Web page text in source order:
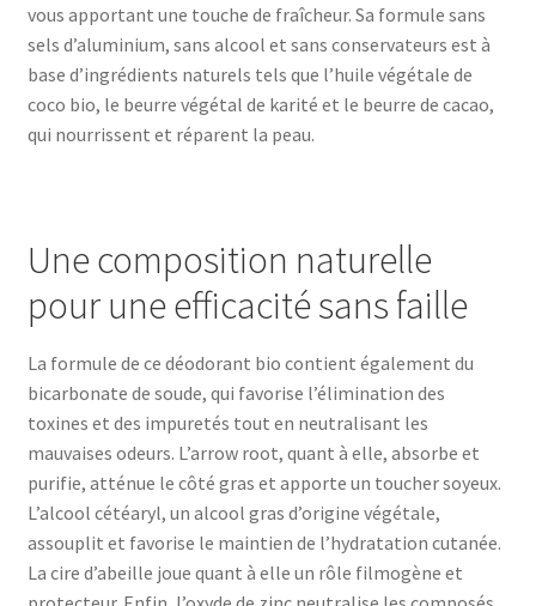
vous apportant une touche de fraîcheur. Sa formule sans
sels d’aluminium, sans alcool et sans conservateurs est à
base d’ingrédients naturels tels que l’huile végétale de
coco bio, le beurre végétal de karité et le beurre de cacao,
qui nourrissent et réparent la peau.
Une composition naturelle
pour une efficacité sans faille
La formule de ce déodorant bio contient également du
bicarbonate de soude, qui favorise l’élimination des
toxines et des impuretés tout en neutralisant les
mauvaises odeurs. L’arrow root, quant à elle, absorbe et
purifie, atténue le côté gras et apporte un toucher soyeux.
L’alcool cétéaryl, un alcool gras d’origine végétale,
assouplit et favorise le maintien de l’hydratation cutanée.
La cire d’abeille joue quant à elle un rôle filmogène et